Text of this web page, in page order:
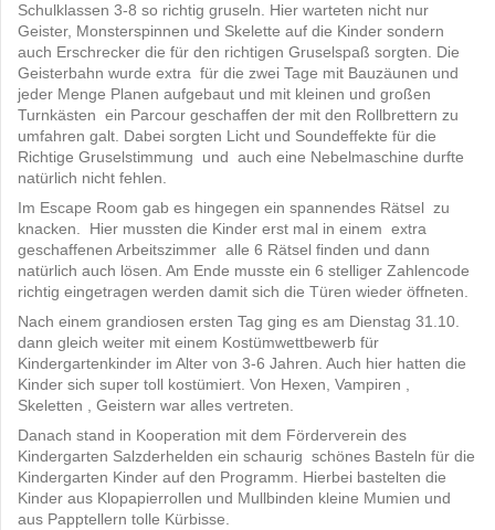
Schulklassen 3-8 so richtig gruseln. Hier warteten nicht nur
Geister, Monsterspinnen und Skelette auf die Kinder sondern
auch Erschrecker die für den richtigen Gruselspaß sorgten. Die
Geisterbahn wurde extra für die zwei Tage mit Bauzäunen und
jeder Menge Planen aufgebaut und mit kleinen und großen
Turnkästen ein Parcour geschaffen der mit den Rollbrettern zu
umfahren galt. Dabei sorgten Licht und Soundeffekte für die
Richtige Gruselstimmung und auch eine Nebelmaschine durfte
natürlich nicht fehlen.
Im Escape Room gab es hingegen ein spannendes Rätsel zu
knacken. Hier mussten die Kinder erst mal in einem extra
geschaffenen Arbeitszimmer alle 6 Rätsel finden und dann
natürlich auch lösen. Am Ende musste ein 6 stelliger Zahlencode
richtig eingetragen werden damit sich die Türen wieder öffneten.
Nach einem grandiosen ersten Tag ging es am Dienstag 31.10.
dann gleich weiter mit einem Kostümwettbewerb für
Kindergartenkinder im Alter von 3-6 Jahren. Auch hier hatten die
Kinder sich super toll kostümiert. Von Hexen, Vampiren ,
Skeletten , Geistern war alles vertreten.
Danach stand in Kooperation mit dem Förderverein des
Kindergarten Salzderhelden ein schaurig schönes Basteln für die
Kindergarten Kinder auf den Programm. Hierbei bastelten die
Kinder aus Klopapierrollen und Mullbinden kleine Mumien und
aus Papptellern tolle Kürbisse.